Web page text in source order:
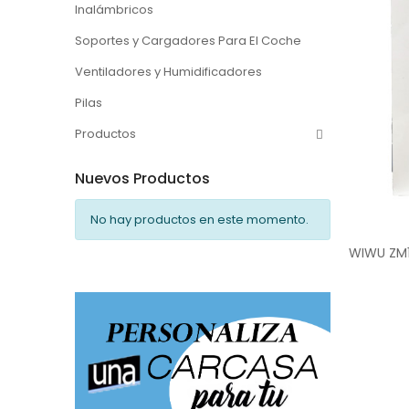
Inalámbricos
Soportes y Cargadores Para El Coche
Ventiladores y Humidificadores
Pilas
Productos
Nuevos Productos
No hay productos en este momento.